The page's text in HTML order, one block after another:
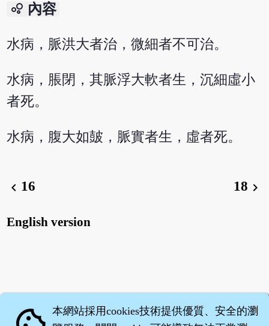
bubble_chart 內容
水病，脈洪大者治，微細者不可治。
水病，脹閉，其脈浮大軟者生，沉細虛小
者死。
水病，腹大如皷，脈實者生，虛者死。
chevron_left 16 18 chevron_right
English version
本網站採用cookies技術提供優質、安全的瀏